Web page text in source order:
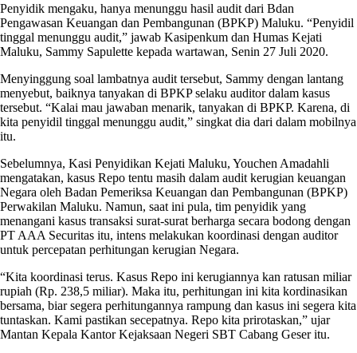
Penyidik mengaku, hanya menunggu hasil audit dari Bdan
Pengawasan Keuangan dan Pembangunan (BPKP) Maluku. “Penyidil
tinggal menunggu audit,” jawab Kasipenkum dan Humas Kejati
Maluku, Sammy Sapulette kepada wartawan, Senin 27 Juli 2020.
Menyinggung soal lambatnya audit tersebut, Sammy dengan lantang
menyebut, baiknya tanyakan di BPKP selaku auditor dalam kasus
tersebut. “Kalai mau jawaban menarik, tanyakan di BPKP. Karena, di
kita penyidil tinggal menunggu audit,” singkat dia dari dalam mobilnya
itu.
Sebelumnya, Kasi Penyidikan Kejati Maluku, Youchen Amadahli
mengatakan, kasus Repo tentu masih dalam audit kerugian keuangan
Negara oleh Badan Pemeriksa Keuangan dan Pembangunan (BPKP)
Perwakilan Maluku. Namun, saat ini pula, tim penyidik yang
menangani kasus transaksi surat-surat berharga secara bodong dengan
PT AAA Securitas itu, intens melakukan koordinasi dengan auditor
untuk percepatan perhitungan kerugian Negara.
“Kita koordinasi terus. Kasus Repo ini kerugiannya kan ratusan miliar
rupiah (Rp. 238,5 miliar). Maka itu, perhitungan ini kita kordinasikan
bersama, biar segera perhitungannya rampung dan kasus ini segera kita
tuntaskan. Kami pastikan secepatnya. Repo kita prirotaskan,” ujar
Mantan Kepala Kantor Kejaksaan Negeri SBT Cabang Geser itu.